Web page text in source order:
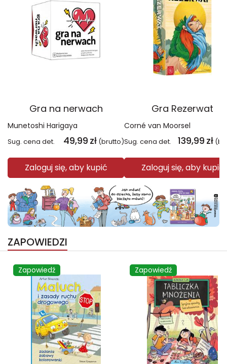
Gra na nerwach
Munetoshi Harigaya
Sug. cena det. 49,99 zł (brutto)
Zaloguj się, aby kupić
Gra Rezerwat
Corné van Moorsel
Sug. cena det. 139,99 zł
Zaloguj się, aby kupić
ZAPOWIEDZI
Zapowiedź Zapowiedź